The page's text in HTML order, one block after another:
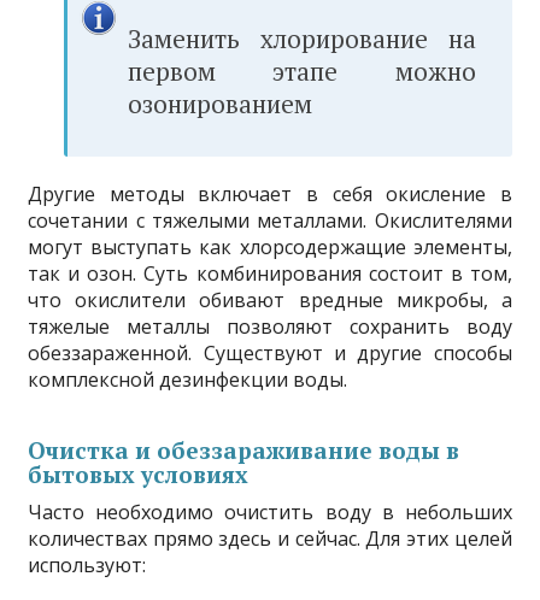
Заменить хлорирование на
первом этапе можно
озонированием
Другие методы включает в себя окисление в
сочетании с тяжелыми металлами. Окислителями
могут выступать как хлорсодержащие элементы,
так и озон. Суть комбинирования состоит в том,
что окислители обивают вредные микробы, а
тяжелые металлы позволяют сохранить воду
обеззараженной. Существуют и другие способы
комплексной дезинфекции воды.
Очистка и обеззараживание воды в
бытовых условиях
Часто необходимо очистить воду в небольших
количествах прямо здесь и сейчас. Для этих целей
используют: